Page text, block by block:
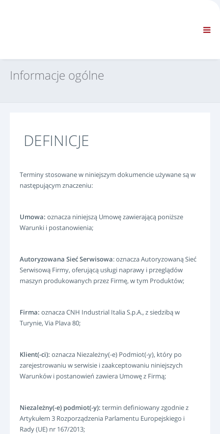
NAWIGACJA STANDARDOWA
WARUNKI
Szkolenie
Special Tools
Przyrządy diagnostyczne
Rescue material
LOGIN
Informacje ogólne
DEFINICJE
Terminy stosowane w niniejszym dokumencie używane są w
następującym znaczeniu:
Umowa: oznacza niniejszą Umowę zawierającą poniższe
Warunki i postanowienia;
Autoryzowana Sieć Serwisowa: oznacza Autoryzowaną Sieć
Serwisową Firmy, oferującą usługi naprawy i przeglądów
maszyn produkowanych przez Firmę, w tym Produktów;
Firma: oznacza CNH Industrial Italia S.p.A., z siedzibą w
Turynie, Via Plava 80;
Klient(-ci): oznacza Niezależny(-e) Podmiot(-y), który po
zarejestrowaniu w serwisie i zaakceptowaniu niniejszych
Warunków i postanowień zawiera Umowę z Firmą;
Niezależny(-e) podmiot(-y): termin definiowany zgodnie z
Artykułem 3 Rozporządzenia Parlamentu Europejskiego i
Rady (UE) nr 167/2013;